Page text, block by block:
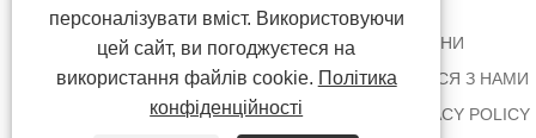
ДОДОМУ ПРО НАС ПРОДУКТИ
НОВИНИ
ЗАВАНТАЖИТИ
НАДІСЛАТИ ЗАПИТ
ЗВ'ЯЖІТЬСЯ З НАМИ
SITEMAP RSS PRIVACY POLICY
персоналізувати вміст. Використовуючи
цей сайт, ви погоджуєтеся на
використання файлів cookie. Політика
конфіденційності